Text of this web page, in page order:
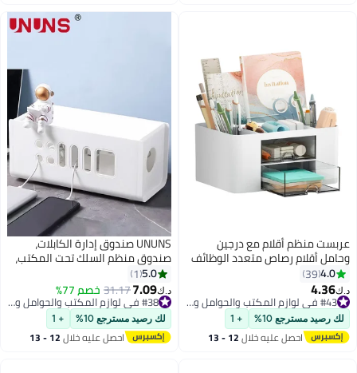
منظم أقلام مع درجين
أقلام رصاص متعدد الوظائف
ومنظم المكتب والملحقات
مع 5 حجرتين + درج لمستلزمات فن
(أبيض)
4.0
39
4.36
#43 في لوازم المكتب والحوامل والموزعات
#43 في لوازم المكتب والحوامل والموزعات رصيد مسترجع 10% + 1
احصل عليه خلال 12 - 13
UNUNS صندوق إدارة الكابلات،
صندوق منظم السلك تحت المكتب،
صندوق شريط الطاقة، مجموعة
إدارة الكابلات، منظم سلك إدارة
الأسلاك لمشابك الكابلات وحافظة
الكابلات لإخفاء الأسلاك والكابلات
5.0
1
7.09
31.17خصم 77%
#38 في لوازم المكتب والحوامل والموزعات
#38 في لوازم المكتب والحوامل والموزعات لك رصيد مسترجع 10% + 1
احصل عليه خلال 12 - 13